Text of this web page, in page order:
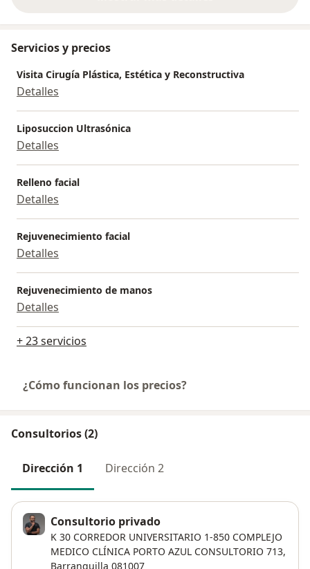
Servicios y precios
Visita Cirugía Plástica, Estética y Reconstructiva
Detalles
Liposuccion Ultrasónica
Detalles
Relleno facial
Detalles
Rejuvenecimiento facial
Detalles
Rejuvenecimiento de manos
Detalles
+ 23 servicios
¿Cómo funcionan los precios?
Consultorios (2)
Dirección 1 Dirección 2
Consultorio privado
K 30 CORREDOR UNIVERSITARIO 1-850 COMPLEJO
MEDICO CLÍNICA PORTO AZUL CONSULTORIO 713,
Barranquilla 081007